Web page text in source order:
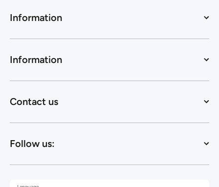
Information
Information
Contact us
Follow us: